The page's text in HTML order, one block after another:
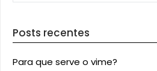
Posts recentes
Para que serve o vime?